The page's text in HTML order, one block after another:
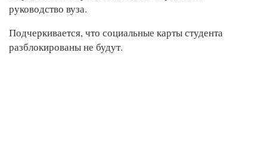
руководство вуза.
Подчеркивается, что социальные карты студента
разблокированы не будут.